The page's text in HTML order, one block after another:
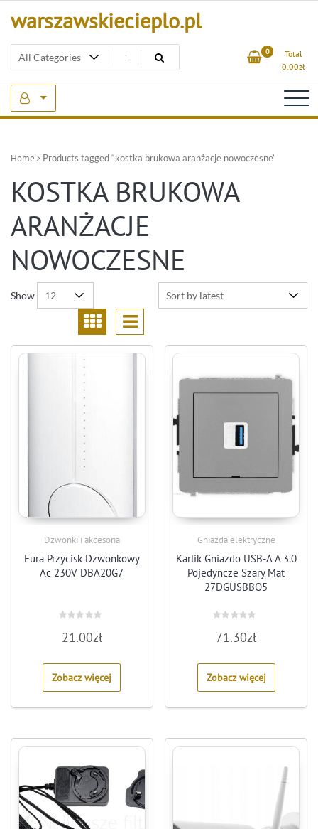
warszawskiecieplo.pl
0
Total
0.00zł
Home Products tagged “kostka brukowa aranżacje nowoczesne”
KOSTKA BRUKOWA
ARANŻACJE
NOWOCZESNE
Show
Dzwonki i akcesoria
Eura Przycisk Dzwonkowy
Ac 230V DBA20G7
0
out
5
21.00zł
Zobacz więcej
Gniazda elektryczne
Karlik Gniazdo USB-A A 3.0
Pojedyncze Szary Mat
27DGUSBBO5
0
out
5
71.30zł
Zobacz więcej